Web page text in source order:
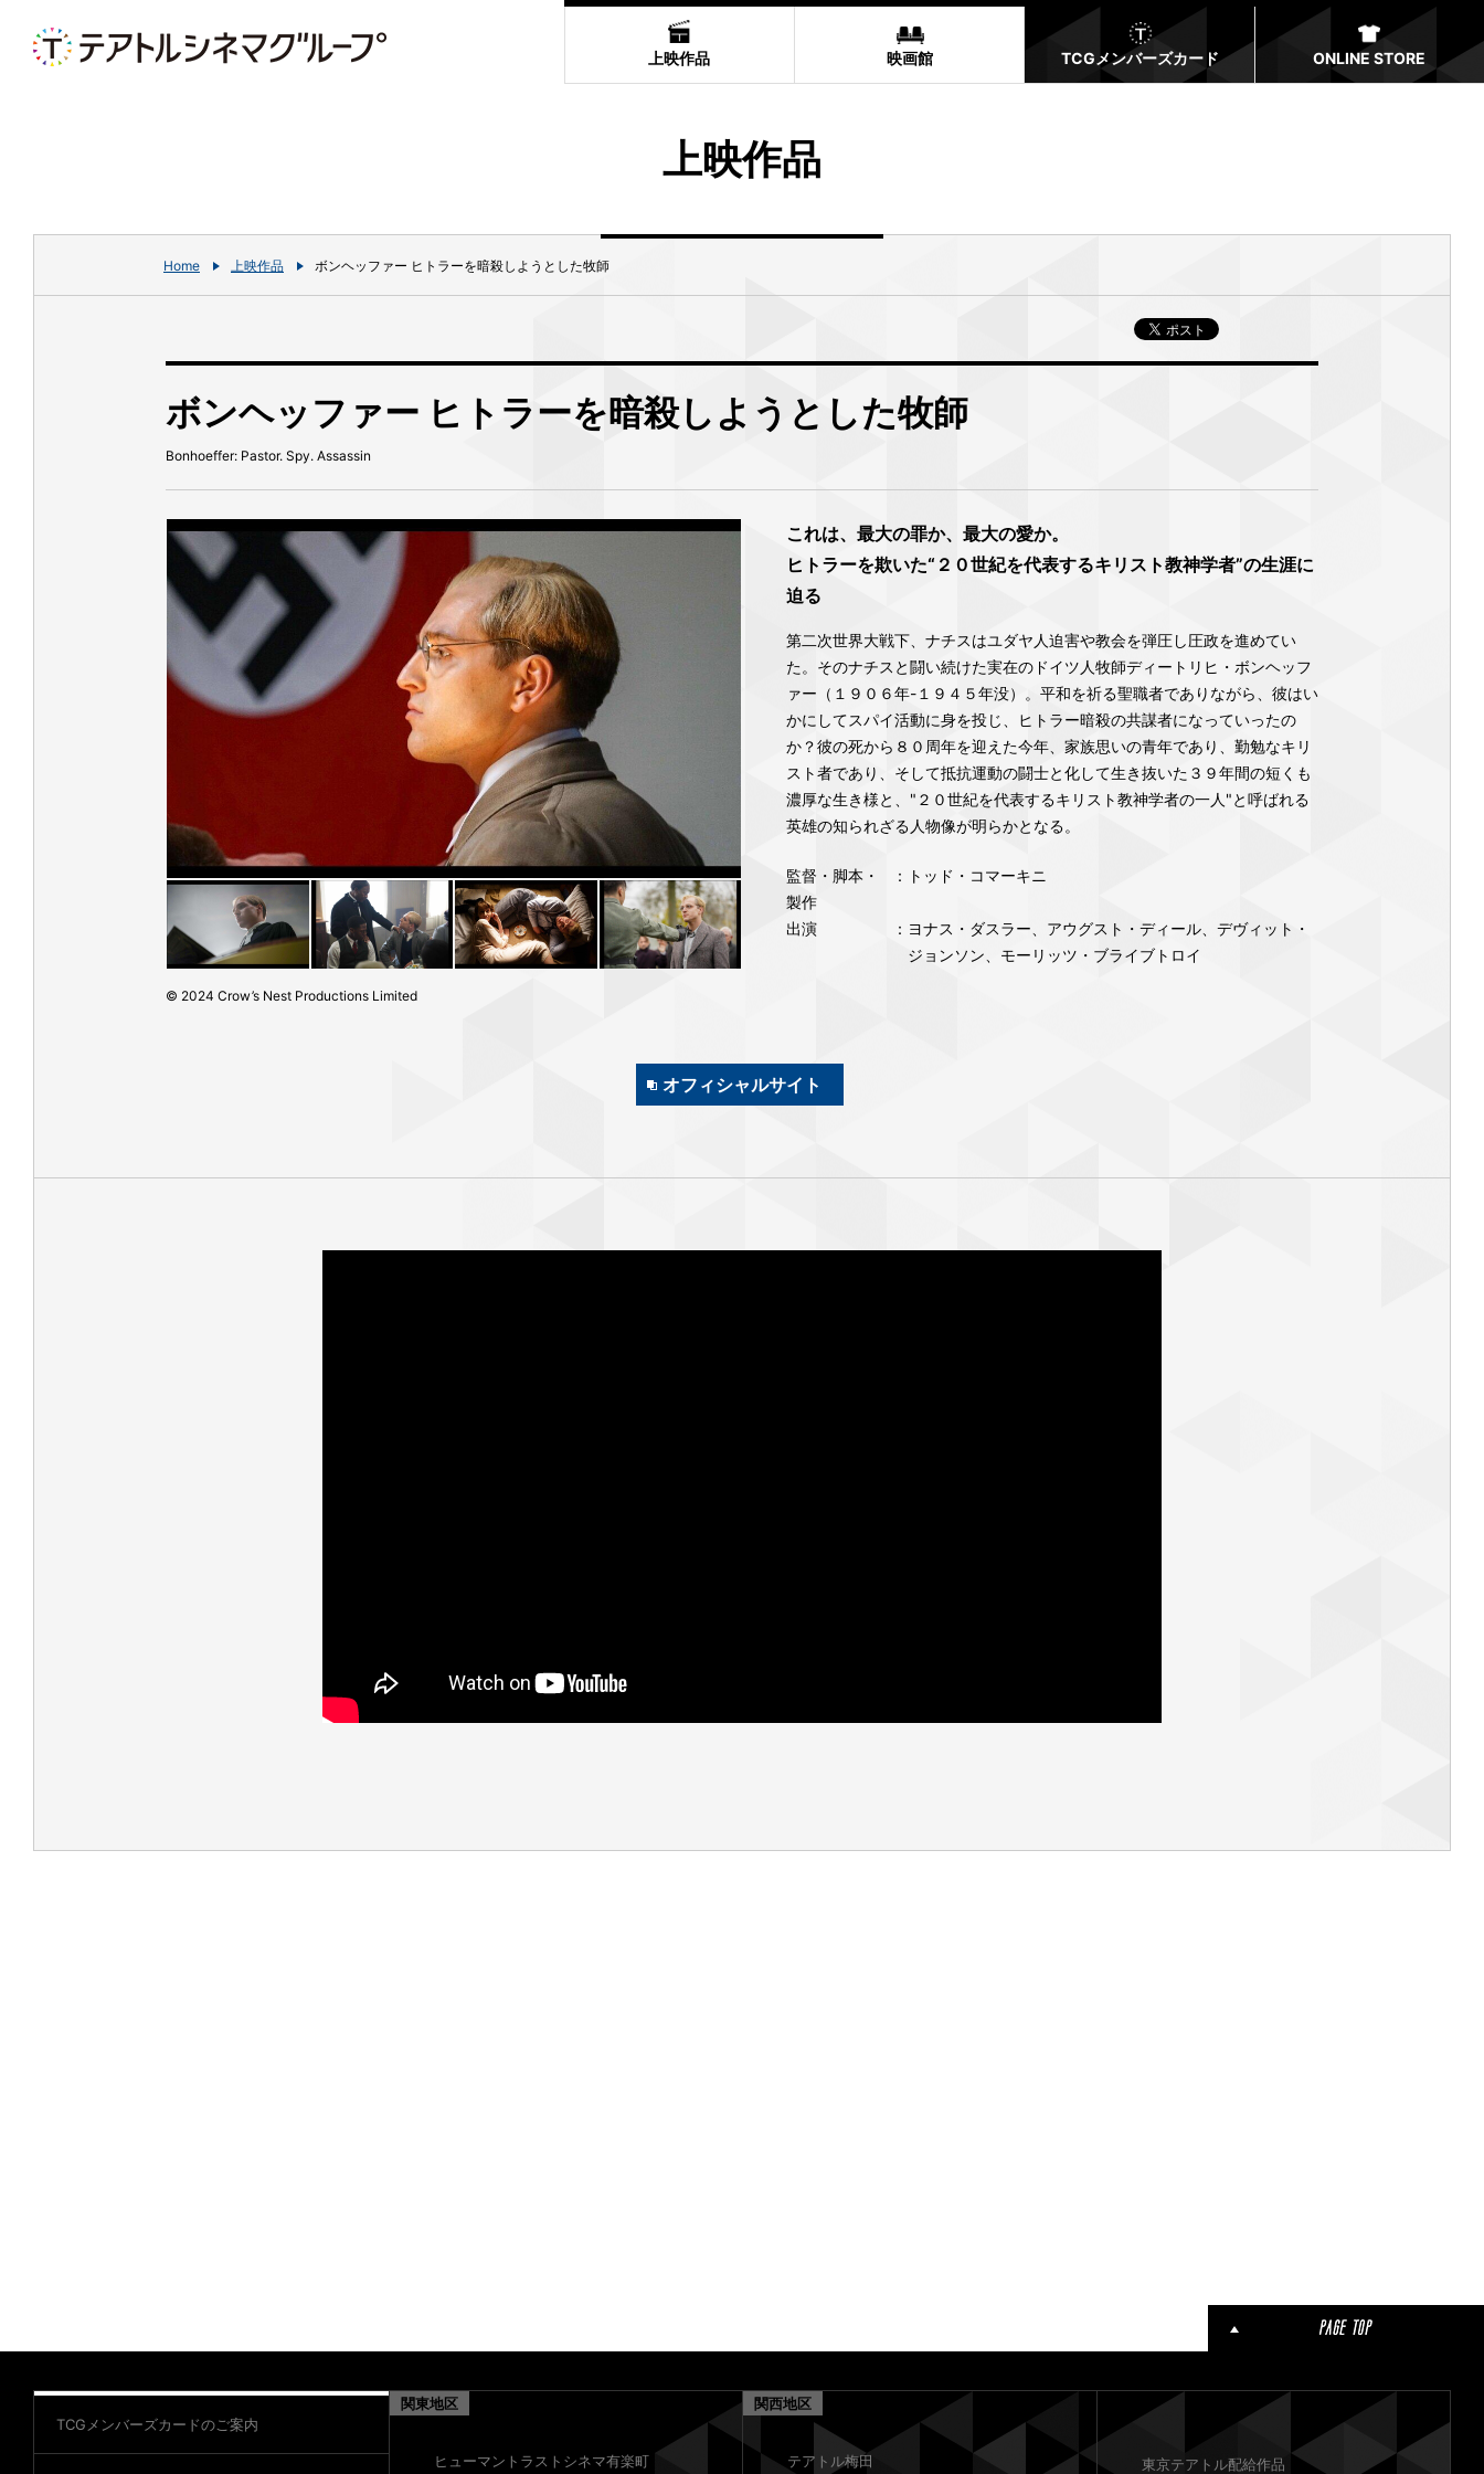
上映作品 映画館 TCGメンバーズカード ONLINE STORE
上映作品
Home 上映作品 ボンヘッファー ヒトラーを暗殺しようとした牧師
ボンヘッファー ヒトラーを暗殺しようとした牧師
Bonhoeffer: Pastor. Spy. Assassin
© 2024 Crow’s Nest Productions Limited
これは、最大の罪か、最大の愛か。
ヒトラーを欺いた“２０世紀を代表するキリスト教神学者”の生涯に
迫る
第二次世界大戦下、ナチスはユダヤ人迫害や教会を弾圧し圧政を進めてい
た。そのナチスと闘い続けた実在のドイツ人牧師ディートリヒ・ボンヘッフ
ァー（１９０６年-１９４５年没）。平和を祈る聖職者でありながら、彼はい
かにしてスパイ活動に身を投じ、ヒトラー暗殺の共謀者になっていったの
か？彼の死から８０周年を迎えた今年、家族思いの青年であり、勤勉なキリ
スト者であり、そして抵抗運動の闘士と化して生き抜いた３９年間の短くも
濃厚な生き様と、"２０世紀を代表するキリスト教神学者の一人"と呼ばれる
英雄の知られざる人物像が明らかとなる。
監督・脚本・
製作
：トッド・コマーキニ
出演
：ヨナス・ダスラー、アウグスト・ディール、デヴィット・
ジョンソン、モーリッツ・ブライブトロイ
オフィシャルサイト
TCGメンバーズカードのご案内
関東地区
ヒューマントラストシネマ有楽町
関西地区
テアトル梅田 東京テアトル配給作品